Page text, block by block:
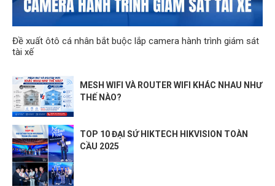
Đề xuất ôtô cá nhân bắt buộc lắp camera hành trình giám sát
tài xế
MESH WIFI VÀ ROUTER WIFI KHÁC NHAU NHƯ
THẾ NÀO?
TOP 10 ĐẠI SỨ HIKTECH HIKVISION TOÀN
CẦU 2025